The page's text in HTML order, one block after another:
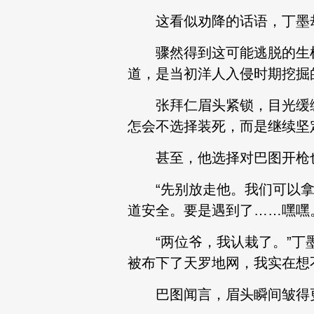
这看似劝降的话语，丁墨
骤然得到这可能逃脱的生
道，是当初洋人入侵时期挖
张拜仁眉头紧锁，目光缓
怎会不选择装死，而是继续
甚至，他选择对巴图开枪
“先别放走他。我们可以拿
道安全。要是遇到了……嘿嘿
“两位爷，我认栽了。”丁
被布下了天罗地网，我实在
巴图闻言，眉头瞬间皱得